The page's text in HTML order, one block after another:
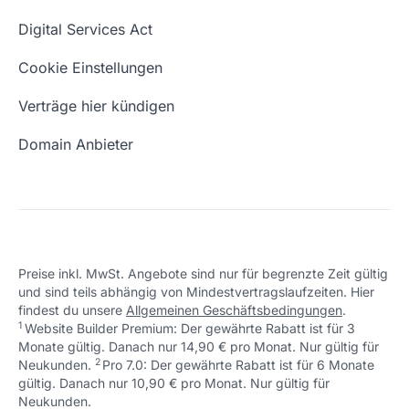
Was ist eine Domain?
Domain Umzug
Wie ist meine IP?
Email Adresse erstellen
Digital Services Act
Cookie Einstellungen
Verträge hier kündigen
Domain Anbieter
Preise inkl. MwSt. Angebote sind nur für begrenzte Zeit gültig
und sind teils abhängig von Mindestvertragslaufzeiten. Hier
findest du unsere Allgemeinen Geschäftsbedingungen.
1 Website Builder Premium: Der gewährte Rabatt ist für 3
Monate gültig. Danach nur 14,90 € pro Monat. Nur gültig für
Neukunden. ↩ 1
2 Pro 7.0: Der gewährte Rabatt ist für 6 Monate
gültig. Danach nur 10,90 € pro Monat. Nur gültig für
Neukunden.